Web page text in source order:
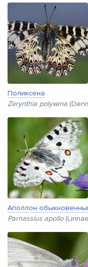
Поликсена
Zerynthia polyxena
Аполлон
Parnassius apollo